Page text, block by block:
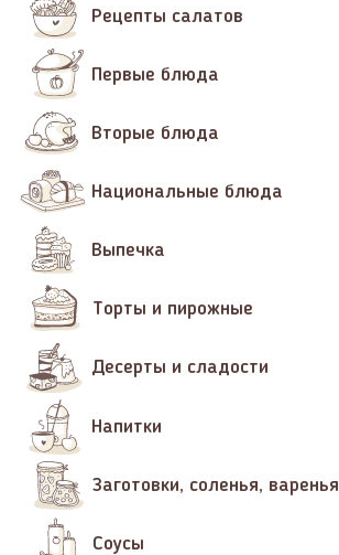
Рецепты салатов
Первые блюда
Вторые блюда
Национальные блюда
Выпечка
Торты и пирожные
Десерты и сладости
Напитки
Заготовки, соленья, варенья
Соусы